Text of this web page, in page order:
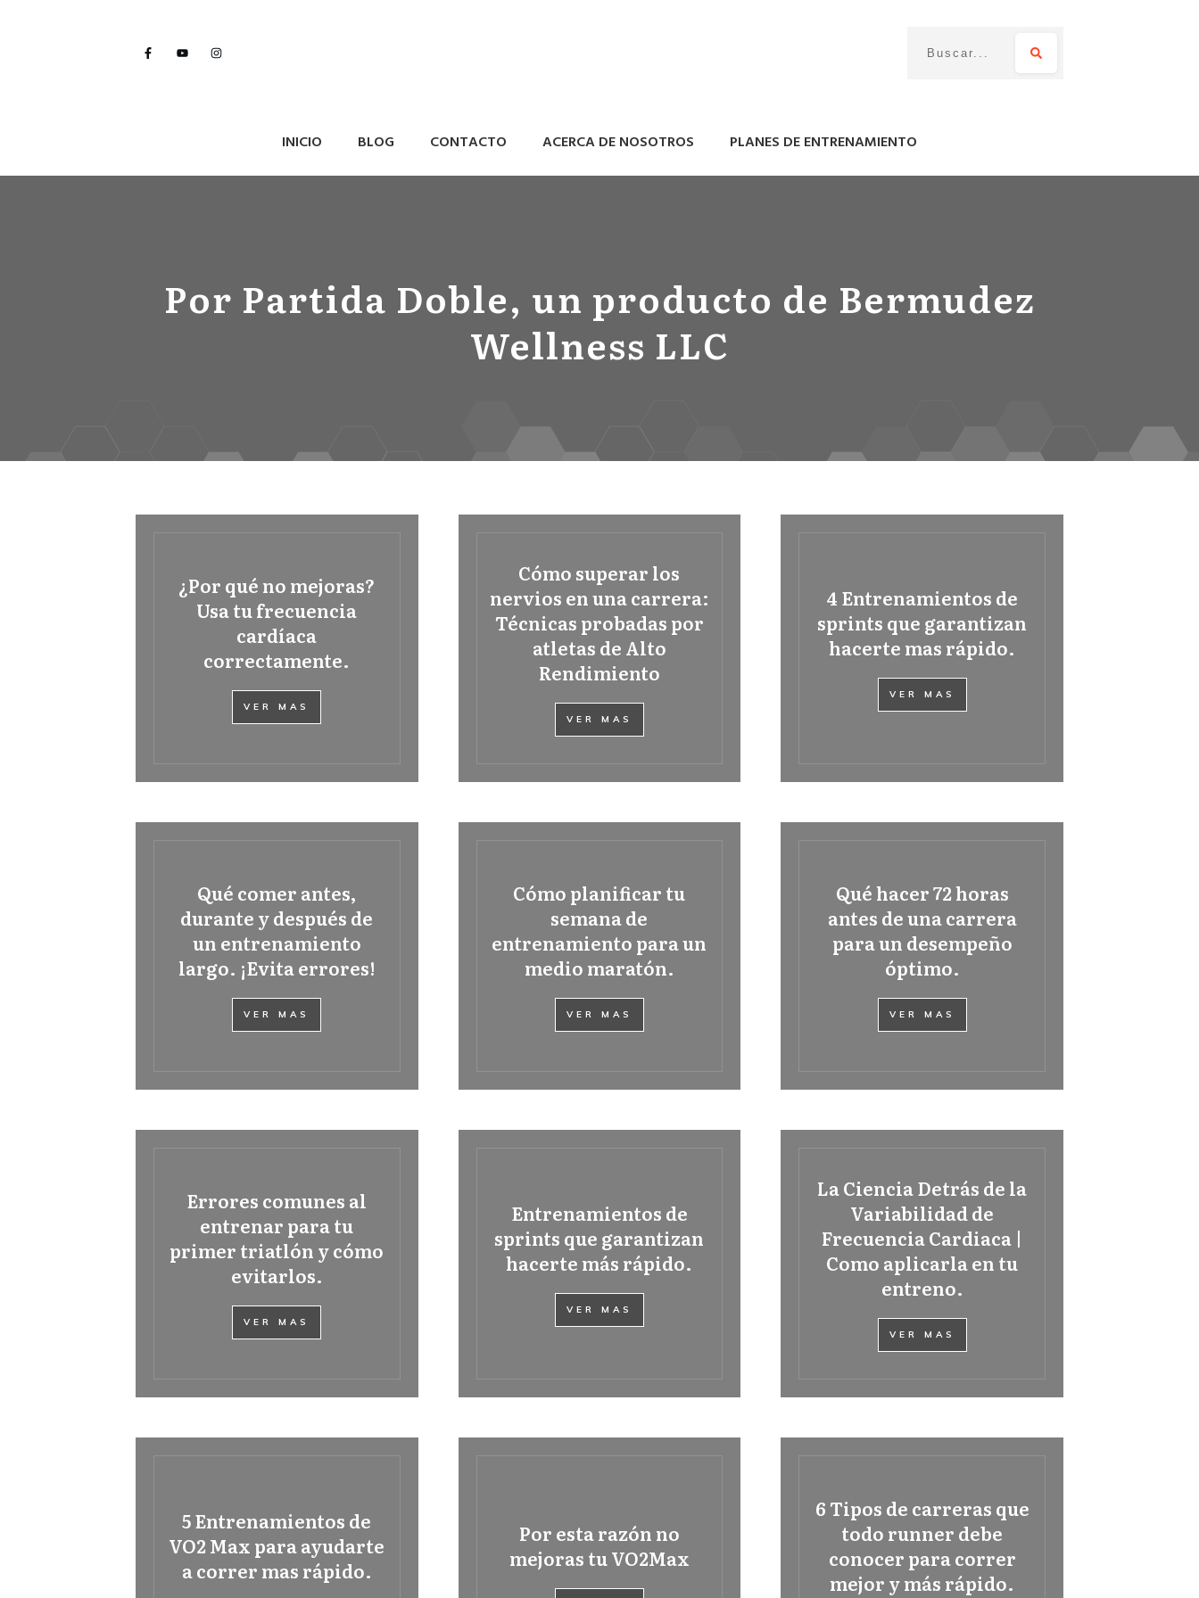
INICIO BLOG CONTACTO ACERCA DE NOSOTROS PLANES DE ENTRENAMIENTO
Por Partida Doble, un producto de Bermudez
Wellness LLC
¿Por qué no mejoras?
Usa tu frecuencia
cardíaca
correctamente.
VER MAS
Cómo superar los
nervios en una carrera:
Técnicas probadas por
atletas de Alto
Rendimiento
VER MAS
4 Entrenamientos de
sprints que garantizan
hacerte mas rápido.
VER MAS
Qué comer antes,
durante y después de
un entrenamiento
largo. ¡Evita errores!
VER MAS
Cómo planificar tu
semana de
entrenamiento para un
medio maratón.
VER MAS
Qué hacer 72 horas
antes de una carrera
para un desempeño
óptimo.
VER MAS
Errores comunes al
entrenar para tu
primer triatlón y cómo
evitarlos.
VER MAS
Entrenamientos de
sprints que garantizan
hacerte más rápido.
VER MAS
La Ciencia Detrás de la
Variabilidad de
Frecuencia Cardiaca |
Como aplicarla en tu
entreno.
VER MAS
5 Entrenamientos de
VO2 Max para ayudarte
a correr mas rápido.
Por esta razón no
mejoras tu VO2Max
6 Tipos de carreras que
todo runner debe
conocer para correr
mejor y más rápido.